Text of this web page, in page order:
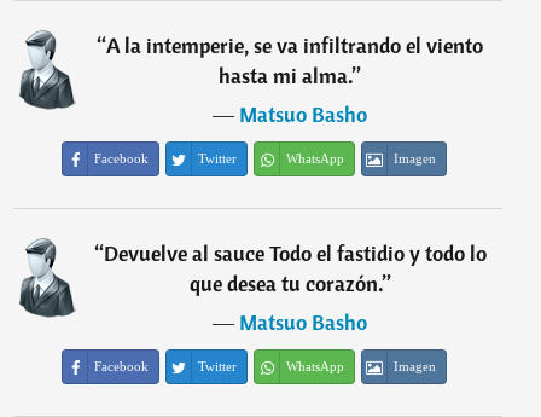
“A la intemperie, se va infiltrando el viento
hasta mi alma.”
―Matsuo Basho
Facebook Twitter WhatsApp Imagen
“Devuelve al sauce Todo el fastidio y todo lo
que desea tu corazón.”
―Matsuo Basho
Facebook Twitter WhatsApp Imagen